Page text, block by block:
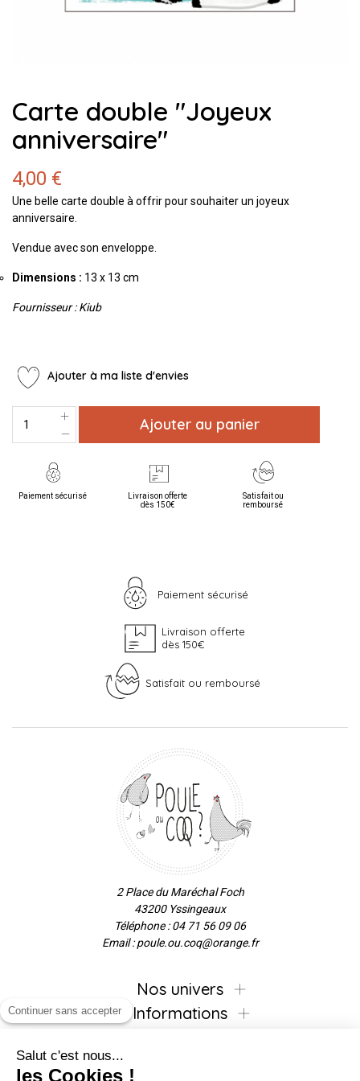
Carte double "Joyeux
anniversaire"
4,00 €
Une belle carte double à offrir pour souhaiter un joyeux
anniversaire.
Vendue avec son enveloppe.
Dimensions : 13 x 13 cm
Fournisseur : Kiub
Ajouter à ma liste d'envies
Ajouter au panier
Paiement sécurisé
Livraison offerte
dès 150€
Satisfait ou
remboursé
Paiement sécurisé
Livraison offerte
dès 150€
Satisfait ou remboursé
2 Place du Maréchal Foch
43200 Yssingeaux
Téléphone : 04 71 56 09 06
Email : poule.ou.coq@orange.fr
Nos univers
Informations
Continuer sans accepter
Salut c'est nous...
les Cookies !